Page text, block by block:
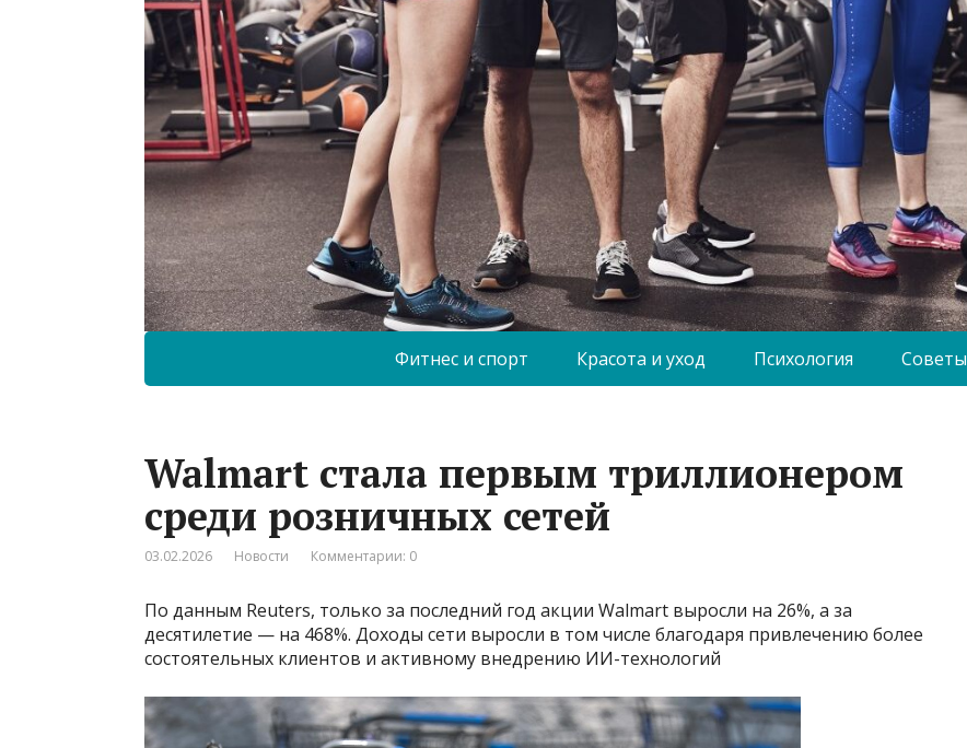
Фитнес и спорт Красота и уход Психология Советы
Walmart стала первым триллионером
среди розничных сетей
03.02.2026 Новости Комментарии: 0
По данным Reuters, только за последний год акции Walmart выросли на 26%, а за
десятилетие — на 468%. Доходы сети выросли в том числе благодаря привлечению более
состоятельных клиентов и активному внедрению ИИ-технологий